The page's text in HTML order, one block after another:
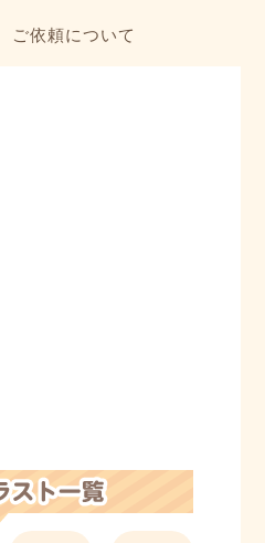
ご依頼について